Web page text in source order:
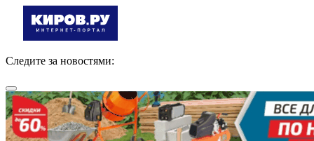
Следите за новостями: